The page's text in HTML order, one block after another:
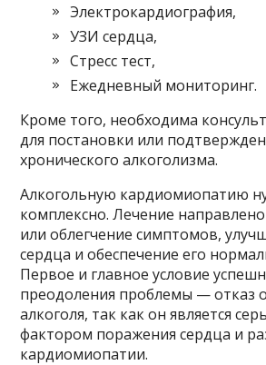
Электрокардиография,
УЗИ сердца,
Стресс тест,
Ежедневный мониторинг.
Кроме того, необходима
для постановки или
хронического алкоголизма.
Алкогольную кардиомиопатию
комплексно. Лечение
или облегчение симптомов,
сердца и обеспечение его
Первое и главное условие
преодоления проблемы — отказ
алкоголя, так как он является
фактором поражения сердца и
кардиомиопатии.